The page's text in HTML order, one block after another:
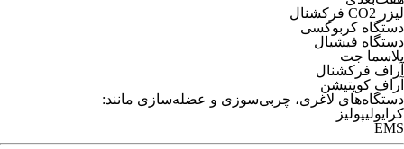
لیزر CO2 فرکشنال
دستگاه کربوکسی
دستگاه فیشیال
پلاسما جت
آر‌اف فرکشنال
آر‌اف کویتیشن
دستگاه‌های لاغری، چربی‌سوزی و عضله‌سازی مانند:
کرایولیپولیز
EMS